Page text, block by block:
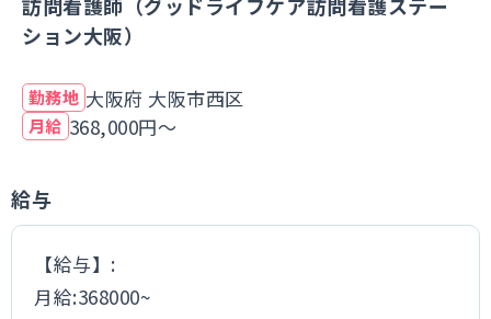
ション大阪）
勤務地 大阪府 大阪市西区
月給 368,000円～
給与
【給与】:
月給:368000~